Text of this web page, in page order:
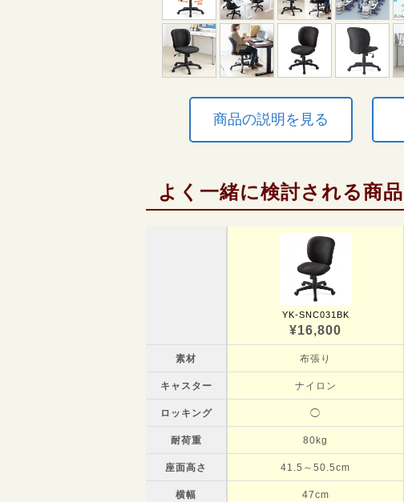
商品の説明を見る
よく一緒に検討される商品
素材
キャスター
ロッキング
耐荷重
座面高さ
横幅
YK-SNC031BK
¥16,800
布張り
ナイロン
◯
80kg
41.5～50.5cm
47cm